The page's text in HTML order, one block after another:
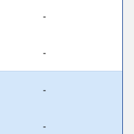
-
-
-
-